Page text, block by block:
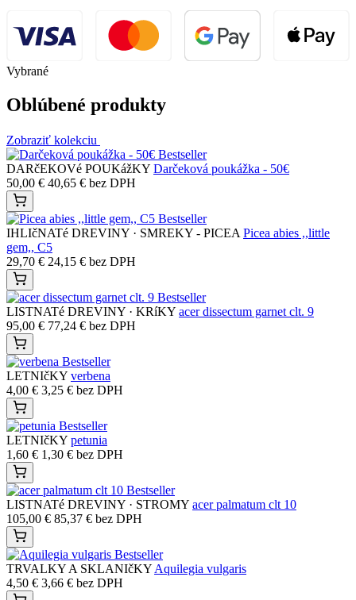
Vybrané
Oblúbené produkty
Zobraziť kolekciu
Bestseller
DARčEKOVé POUKážKY Darčeková poukážka - 50€
50,00 € 40,65 € bez DPH
Bestseller
IHLIčNATé DREVINY · SMREKY - PICEA Picea abies ,,little
gem,, C5
29,70 € 24,15 € bez DPH
Bestseller
LISTNATé DREVINY · KRíKY acer dissectum garnet clt. 9
95,00 € 77,24 € bez DPH
Bestseller
LETNIčKY verbena
4,00 € 3,25 € bez DPH
Bestseller
LETNIčKY petunia
1,60 € 1,30 € bez DPH
Bestseller
LISTNATé DREVINY · STROMY acer palmatum clt 10
105,00 € 85,37 € bez DPH
Bestseller
TRVALKY A SKLANIčKY Aquilegia vulgaris
4,50 € 3,66 € bez DPH